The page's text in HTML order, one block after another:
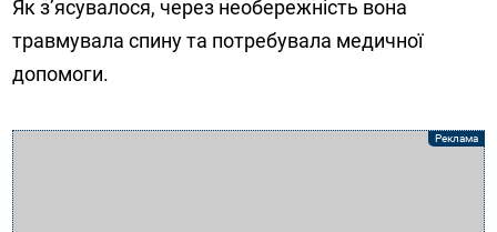
Як з’ясувалося, через необережність вона
травмувала спину та потребувала медичної
допомоги.